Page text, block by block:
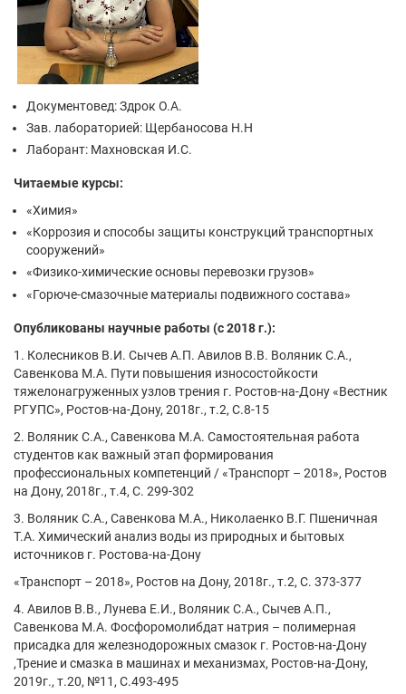
Документовед: Здрок О.А.
Зав. лабораторией: Щербаносова Н.Н
Лаборант: Махновская И.С.
Читаемые курсы:
«Химия»
«Коррозия и способы защиты конструкций транспортных
сооружений»
«Физико-химические основы перевозки грузов»
«Горюче-смазочные материалы подвижного состава»
Опубликованы научные работы (с 2018 г.):
1. Колесников В.И. Сычев А.П. Авилов В.В. Воляник С.А.,
Савенкова М.А. Пути повышения износостойкости
тяжелонагруженных узлов трения г. Ростов-на-Дону «Вестник
РГУПС», Ростов-на-Дону, 2018г., т.2, С.8-15
2. Воляник С.А., Савенкова М.А. Самостоятельная работа
студентов как важный этап формирования
профессиональных компетенций / «Транспорт – 2018», Ростов
на Дону, 2018г., т.4, С. 299-302
3. Воляник С.А., Савенкова М.А., Николаенко В.Г. Пшеничная
Т.А. Химический анализ воды из природных и бытовых
источников г. Ростова-на-Дону
«Транспорт – 2018», Ростов на Дону, 2018г., т.2, С. 373-377
4. Авилов В.В., Лунева Е.И., Воляник С.А., Сычев А.П.,
Савенкова М.А. Фосфоромолибдат натрия – полимерная
присадка для железнодорожных смазок г. Ростов-на-Дону
,Трение и смазка в машинах и механизмах, Ростов-на-Дону,
2019г., т.20, №11, С.493-495